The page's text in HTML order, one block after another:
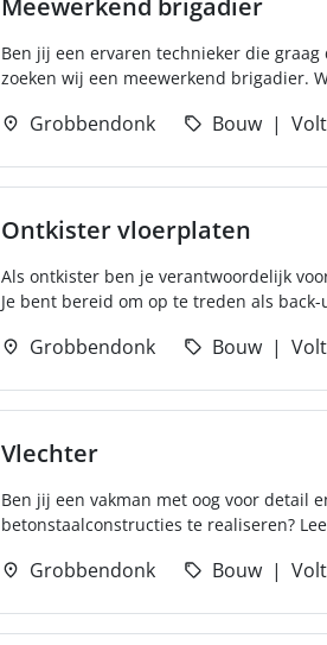
Meewerkend brigadier
Ben jij een ervaren technieker die
zoeken wij een meewerkend brigadier.
Grobbendonk Bouw
Ontkister vloerplaten
Als ontkister ben je verantwoordelijk
Je bent bereid om op te treden als back-
Grobbendonk Bouw
Vlechter
Ben jij een vakman met oog voor detail
betonstaalconstructies te realiseren?
Grobbendonk Bouw